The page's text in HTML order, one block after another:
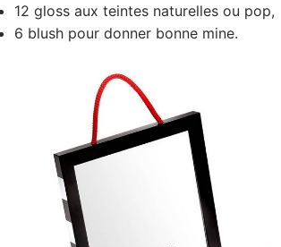
12 gloss aux teintes naturelles ou pop,
6 blush pour donner bonne mine.